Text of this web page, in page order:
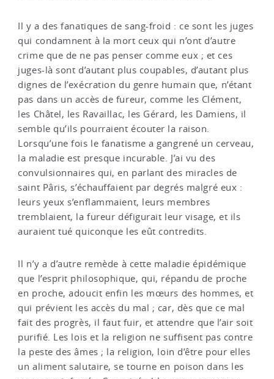
Il y a des fanatiques de sang-froid : ce sont les juges
qui condamnent à la mort ceux qui n’ont d’autre
crime que de ne pas penser comme eux ; et ces
juges-là sont d’autant plus coupables, d’autant plus
dignes de l’exécration du genre humain que, n’étant
pas dans un accès de fureur, comme les Clément,
les Châtel, les Ravaillac, les Gérard, les Damiens, il
semble qu’ils pourraient écouter la raison.
Lorsqu’une fois le fanatisme a gangrené un cerveau,
la maladie est presque incurable. J’ai vu des
convulsionnaires qui, en parlant des miracles de
saint Pâris, s’échauffaient par degrés malgré eux :
leurs yeux s’enflammaient, leurs membres
tremblaient, la fureur défigurait leur visage, et ils
auraient tué quiconque les eût contredits.
Il n’y a d’autre remède à cette maladie épidémique
que l’esprit philosophique, qui, répandu de proche
en proche, adoucit enfin les mœurs des hommes, et
qui prévient les accès du mal ; car, dès que ce mal
fait des progrès, il faut fuir, et attendre que l’air soit
purifié. Les lois et la religion ne suffisent pas contre
la peste des âmes ; la religion, loin d’être pour elles
un aliment salutaire, se tourne en poison dans les